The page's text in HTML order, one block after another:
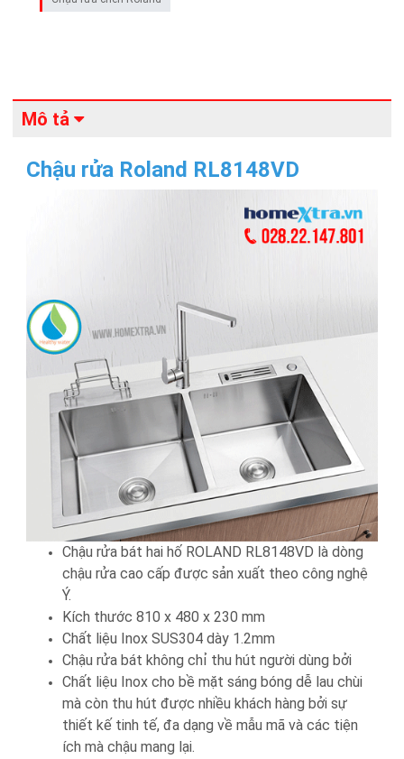
Mô tả
Chậu rửa Roland RL8148VD
Chậu rửa bát hai hố ROLAND RL8148VD là dòng
chậu rửa cao cấp được sản xuất theo công nghệ
Ý.
Kích thước 810 x 480 x 230 mm
Chất liệu Inox SUS304 dày 1.2mm
Chậu rửa bát không chỉ thu hút người dùng bởi
Chất liệu Inox cho bề mặt sáng bóng dễ lau chùi
mà còn thu hút được nhiều khách hàng bởi sự
thiết kế tinh tế, đa dạng về mẫu mã và các tiện
ích mà chậu mang lại.